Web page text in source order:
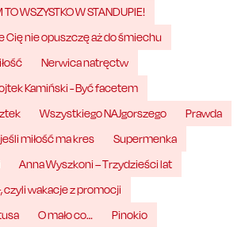
WSZYSTKO W STANDUPIE!
Cię nie opuszczę aż do śmiechu
Nerwica natręctw
Kamiński - Być facetem
Wszystkiego NAJgorszego
Prawda
miłość ma kres
Supermenka
Anna Wyszkoni – Trzydzieści lat
czyli wakacje z promocji
O mało co… Pinokio